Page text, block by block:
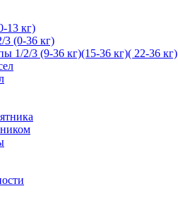
13 кг)
3 (0-36 кг)
1/2/3 (9-36 кг)(15-36 кг)( 22-36 кг)